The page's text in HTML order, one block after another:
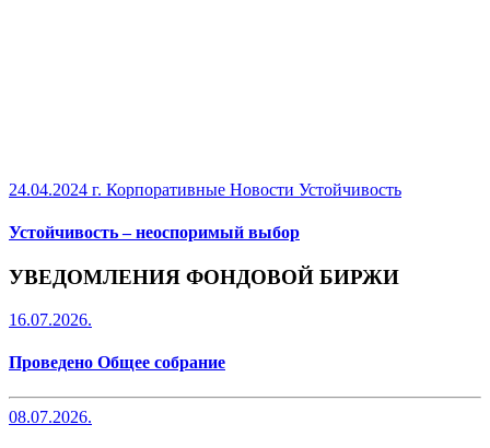
24.04.2024 г. Корпоративные Новости Устойчивость
Устойчивость – неоспоримый выбор
УВЕДОМЛЕНИЯ ФОНДОВОЙ БИРЖИ
16.07.2026.
Проведено Общее собрание
08.07.2026.